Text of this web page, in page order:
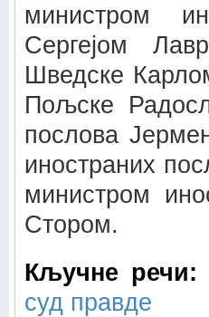
министром
Сергејом
Шведске
Пољске
послова
иностраних
министром
Стором.
Кључне речи:
суд правде